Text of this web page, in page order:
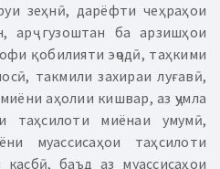
зеҳнӣ, дарёфти чеҳраҳои
арҷ гузоштан ба арзишҳои
қобилияти эҷодӣ, таҳкими
такмили захираи луғавӣ,
аҳолии кишвар, аз ҷумла
таҳсилоти миёнаи умумӣ,
муассисаҳои таҳсилоти
баъд аз муассисаҳои